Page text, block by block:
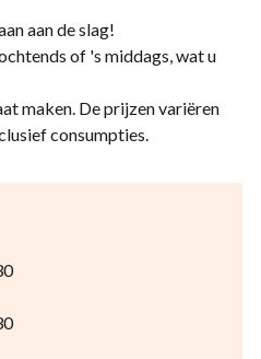
aan de slag!
of 's middags, wat u
maken. De prijzen variëren
consumpties.